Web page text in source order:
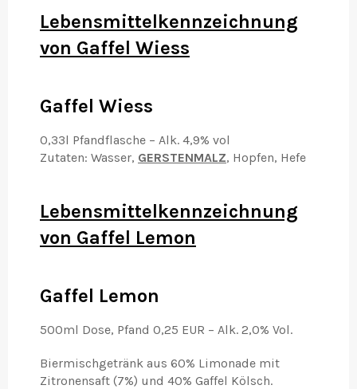
Lebensmittelkennzeichnung
von Gaffel Wiess
Gaffel Wiess
0,33l Pfandflasche – Alk. 4,9% vol
Zutaten: Wasser, GERSTENMALZ, Hopfen, Hefe
Lebensmittelkennzeichnung
von Gaffel Lemon
Gaffel Lemon
500ml Dose, Pfand 0,25 EUR – Alk. 2,0% Vol.
Biermischgetränk aus 60% Limonade mit
Zitronensaft (7%) und 40% Gaffel Kölsch.